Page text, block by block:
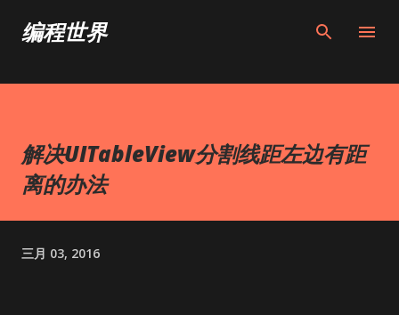
编程世界
解决UITableView分割线距左边有距
离的办法
三月 03, 2016